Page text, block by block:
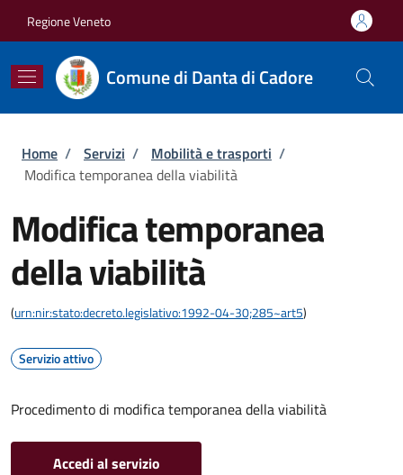
Regione Veneto
Comune di Danta di Cadore
Briciole di pane
Home / Servizi / Mobilità e trasporti /
Modifica temporanea della viabilità
Modifica temporanea
della viabilità
(urn:nir:stato:decreto.legislativo:1992-04-30;285~art5)
Servizio attivo
Procedimento di modifica temporanea della viabilità
Accedi al servizio